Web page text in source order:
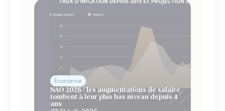
Économie
NAO 2026 : les augmentations de salaire
tombent à leur plus bas niveau depuis 4
ans